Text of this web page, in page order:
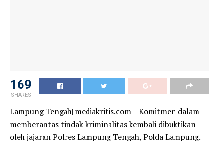
153
SHARES
Lampung Tengah||mediakritis.com – Komitmen dalam
memberantas tindak kriminalitas kembali dibuktikan
oleh jajaran Polres Lampung Tengah, Polda Lampung.